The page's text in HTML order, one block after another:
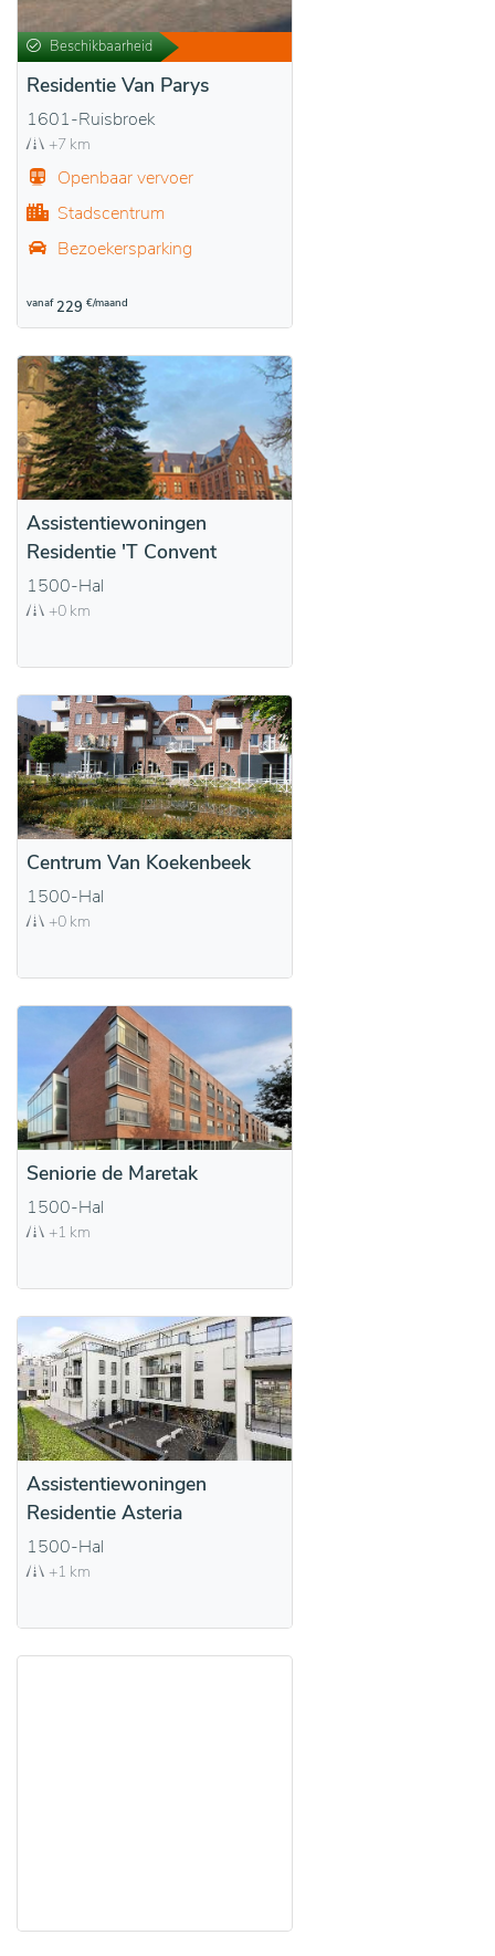
Beschikbaarheid
Residentie Van Parys
1601-Ruisbroek
+7 km
Openbaar vervoer
Stadscentrum
Bezoekersparking
vanaf 229 €/maand
Assistentiewoningen
Residentie 'T Convent
1500-Hal
+0 km
Centrum Van Koekenbeek
1500-Hal
+0 km
Seniorie de Maretak
1500-Hal
+1 km
Assistentiewoningen
Residentie Asteria
1500-Hal
+1 km